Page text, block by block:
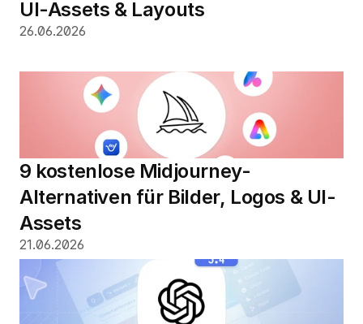
UI-Assets & Layouts
26.06.2026
9 kostenlose Midjourney-
Alternativen für Bilder, Logos & UI-
Assets
21.06.2026